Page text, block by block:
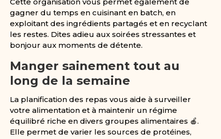
gagner du temps en cuisinant en batch, en
exploitant des ingrédients partagés et en recyclant
les restes. Dites adieu aux soirées stressantes et
bonjour aux moments de détente.
Manger sainement tout au
long de la semaine
La planification des repas vous aide à surveiller
votre alimentation et à maintenir un régime
équilibré riche en divers groupes alimentaires 🍎.
Elle permet de varier les sources de protéines,